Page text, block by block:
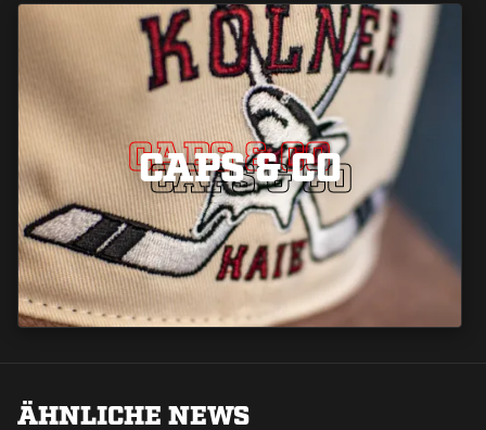
CAPS & CO
CAPS & CO
CAPS & CO
ÄHNLICHE NEWS